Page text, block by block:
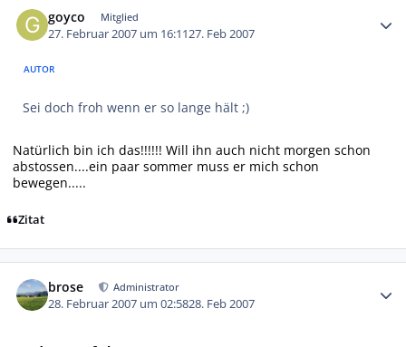
goyco Mitglied
27. Februar 2007 um 16:1127. Feb 2007
AUTOR
Sei doch froh wenn er so lange hält ;)
Natürlich bin ich das!!!!!! Will ihn auch nicht morgen schon
abstossen....ein paar sommer muss er mich schon
bewegen.....
Zitat
brose Administrator
28. Februar 2007 um 02:5828. Feb 2007